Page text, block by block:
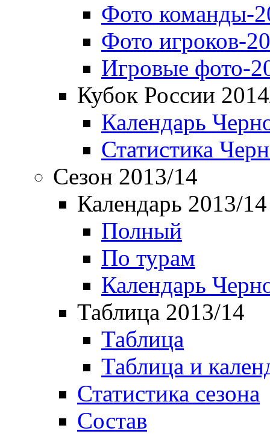
Фото команды-
Фото игроков-
Игровые фото-
Кубок России
Календарь
Статистика
Сезон 2013/14
Календарь 2013/14
Полный
По турам
Календарь
Таблица 2013/14
Таблица
Таблица и
Статистика сезона
Состав